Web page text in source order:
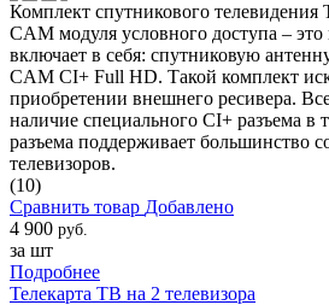
Комплект спутникового телевидения
CAM модуля условного доступа –
включает в себя: спутниковую
CAM CI+ Full HD. Такой комплект
приобретении внешнего ресивера.
наличие специального CI+ разъема в
разъема поддерживает большинство
телевизоров.
(10)
Сравнить товар Добавлено
4 900 руб.
за шт
Подробнее
Телекарта ТВ на 2 телевизора